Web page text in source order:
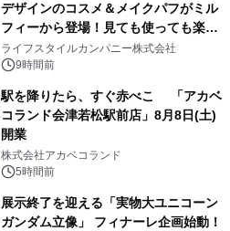
デザインのコスメ＆メイクパフがミル
フィーから登場！見ても使っても楽し
い、ポップでキュートなコレクショ
ン。
ライフスタイルカンパニー株式会社
9時間前
駅を降りたら、すぐ赤べこ 「アカベ
コランド会津若松駅前店」8月8日(土)
開業
株式会社アカベコランド
5時間前
展示終了を迎える「実物大ユニコーン
ガンダム立像」 フィナーレ企画始動！